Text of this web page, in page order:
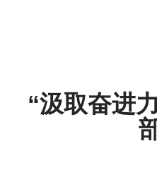
“汲取奋进